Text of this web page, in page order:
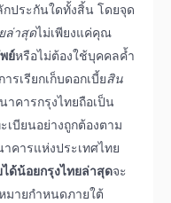
ประกันใดทั้งสิ้น โดยจุด
ล่าสุดไม่เพียงแค่คุณ
ย์หรือไม่ต้องใช้บุคคลค้ำ
รเรียกเก็บดอกเบี้ยสิน
าคารกรุงไทยถือเป็น
บียนอย่างถูกต้องตาม
คารแห่งประเทศไทย
ด้น้อยกรุงไทยล่าสุดจะ
มายกำหนดภายใต้